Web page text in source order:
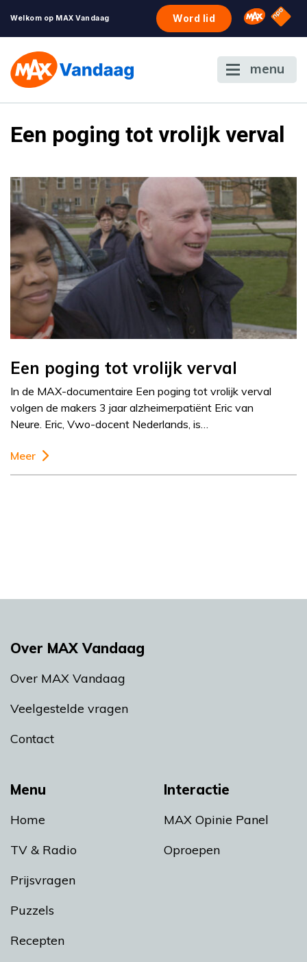
Welkom op MAX Vandaag Word lid Omroep
NPO
menu
Een poging tot vrolijk verval
Een poging tot vrolijk verval
In de MAX-documentaire Een poging tot vrolijk verval
volgen de makers 3 jaar alzheimerpatiënt Eric van
Neure. Eric, Vwo-docent Nederlands, is…
Meer
Menu
Home
TV & Radio
Prijsvragen
Puzzels
Recepten
Interactie
MAX Opinie Panel
Oproepen
Over MAX Vandaag
Over MAX Vandaag
Veelgestelde vragen
Contact